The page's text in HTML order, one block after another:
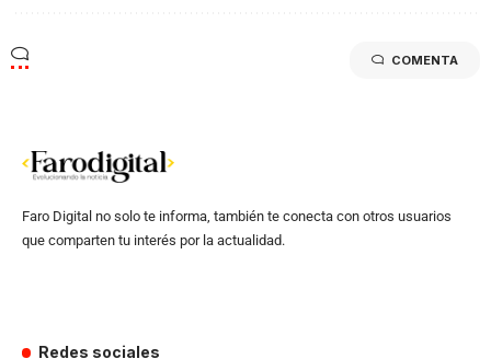
COMENTA
Faro Digital no solo te informa, también te conecta con otros usuarios
que comparten tu interés por la actualidad.
Redes sociales